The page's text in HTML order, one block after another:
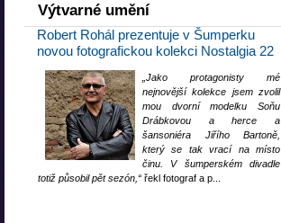
Výtvarné umění
Robert Rohál prezentuje v Šumperku
novou fotografickou kolekci Nostalgia 22
„Jako protagonisty mé
nejnovější kolekce jsem zvolil
mou dvorní modelku Soňu
Drábkovou a herce a
šansoniéra Jiřího Bartoně,
který se tak vrací na místo
činu. V šumperském divadle
totiž působil pět sezón,“ řekl fotograf a p...